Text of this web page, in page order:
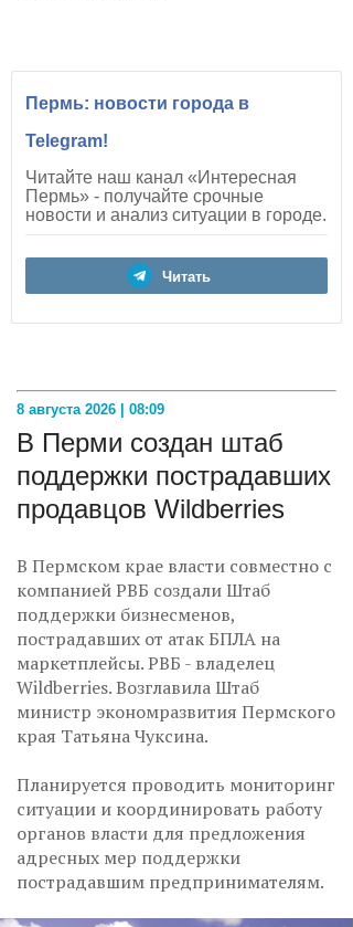
Пермь: новости города в
Telegram!
Читайте наш канал «Интересная
Пермь» - получайте срочные
новости и анализ ситуации в городе.
Читать
8 августа 2026 | 08:09
В Перми создан штаб
поддержки пострадавших
продавцов Wildberries
В Пермском крае власти совместно с
компанией РВБ создали Штаб
поддержки бизнесменов,
пострадавших от атак БПЛА на
маркетплейсы. РВБ - владелец
Wildberries. Возглавила Штаб
министр экономразвития Пермского
края Татьяна Чуксина.
Планируется проводить мониторинг
ситуации и координировать работу
органов власти для предложения
адресных мер поддержки
пострадавшим предпринимателям.